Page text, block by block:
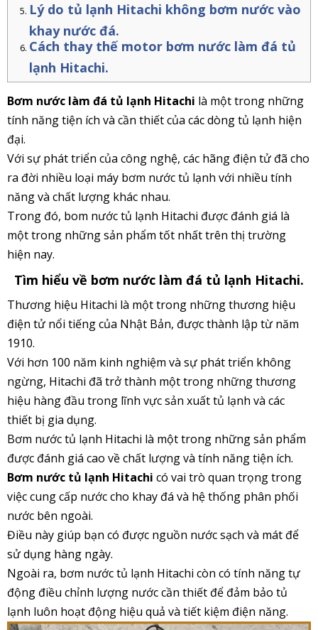
Lý do tủ lạnh Hitachi không bơm nước vào
khay nước đá.
Cách thay thế motor bơm nước làm đá tủ
lạnh Hitachi.
Bơm nước làm đá tủ lạnh Hitachi là một trong những
tính năng tiện ích và cần thiết của các dòng tủ lạnh hiện
đại.
Với sự phát triển của công nghệ, các hãng điện tử đã cho
ra đời nhiều loại máy bơm nước tủ lạnh với nhiều tính
năng và chất lượng khác nhau.
Trong đó, bom nước tủ lạnh Hitachi được đánh giá là
một trong những sản phẩm tốt nhất trên thị trường
hiện nay.
Tìm hiểu về bơm nước làm đá tủ lạnh Hitachi.
Thương hiệu Hitachi là một trong những thương hiệu
điện tử nổi tiếng của Nhật Bản, được thành lập từ năm
1910.
Với hơn 100 năm kinh nghiệm và sự phát triển không
ngừng, Hitachi đã trở thành một trong những thương
hiệu hàng đầu trong lĩnh vực sản xuấttủ lạnh và các
thiết bị gia dụng.
Bơm nước tủ lạnh Hitachi là một trong những sản phẩm
được đánh giá cao về chất lượngvà tính năng tiện ích.
Bơm nước tủ lạnh Hitachi có vai trò quan trọng trong
việc cung cấp nước cho khay đá và hệ thống phân phối
nước bên ngoài.
Điều này giúp bạn có được nguồn nước sạch và mát để
sử dụng hàng ngày.
Ngoài ra, bơm nước tủ lạnh Hitachi còn có tính năng tự
động điều chỉnh lượng nước cần thiết để đảm bảo tủ
lạnh luôn hoạt động hiệu quả và tiết kiệm điện năng.